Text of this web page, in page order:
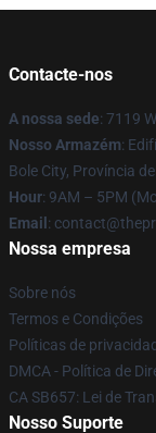
Contacte-nos
A nossa sede: 7119
Nosso Armazém:
Bole City, Província
Hour: 9AM – 5PM
Email :
Nossa empresa
Sobre nós
Termos e Condições
Políticas de
DMCA - Política de
CA SB657: Lei de
Nosso Suporte